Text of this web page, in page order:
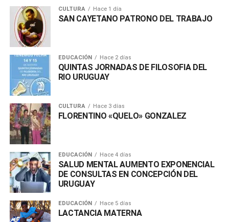
CULTURA Hace 1 día
SAN CAYETANO PATRONO DEL TRABAJO
EDUCACIÓN Hace 2 días
QUINTAS JORNADAS DE FILOSOFIA DEL
RIO URUGUAY
CULTURA Hace 3 días
FLORENTINO «QUELO» GONZALEZ
EDUCACIÓN Hace 4 días
SALUD MENTAL AUMENTO EXPONENCIAL
DE CONSULTAS EN CONCEPCIÓN DEL
URUGUAY
EDUCACIÓN Hace 5 días
LACTANCIA MATERNA